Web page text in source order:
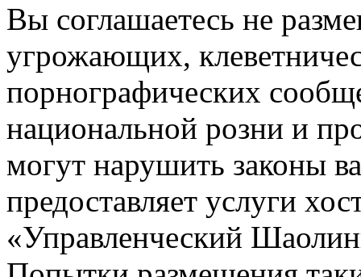
Вы соглашаетесь не
угрожающих,
порнографических
национальной розни и
могут нарушить законы
предоставляет услуги
«Управленческий